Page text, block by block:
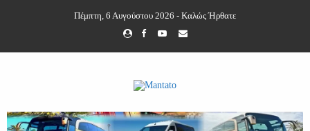
Πέμπτη, 6 Αυγούστου 2026 - Καλώς Ήρθατε